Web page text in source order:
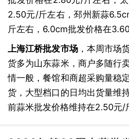
2.50元/斤左右，邳州新蒜
斤左右，6.0cm批发价格在3.60
上海江桥批发市场，本周市场
货多为山东蒜米，商户多随行
情一般，餐馆和商超采购量稳
货，大型档口的日均出货量维
前蒜米批发价格维持在2.50元/